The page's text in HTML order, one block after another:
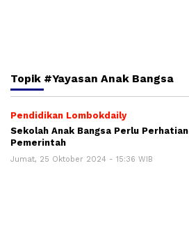
Topik #Yayasan Anak Bangsa
Pendidikan Lombokdaily
Sekolah Anak Bangsa Perlu Perhatian
Pemerintah
Jumat, 25 Oktober 2024 - 15:36 WIB